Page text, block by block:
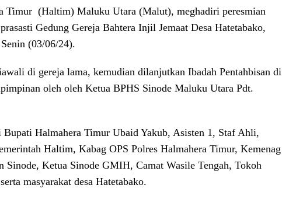
Timur (Haltim) Maluku Utara (Malut), meghadiri peresmian
Gedung Gereja Bahtera Injil Jemaat Desa Hatetabako,
(03/06/24).
di gereja lama, kemudian dilanjutkan Ibadah Pentahbisan di
oleh oleh Ketua BPHS Sinode Maluku Utara Pdt.
Halmahera Timur Ubaid Yakub, Asisten 1, Staf Ahli,
Haltim, Kabag OPS Polres Halmahera Timur, Kemenag
Sinode, Ketua Sinode GMIH, Camat Wasile Tengah, Tokoh
masyarakat desa Hatetabako.